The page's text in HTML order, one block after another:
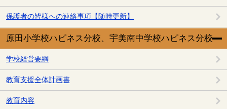
保護者の皆様への連絡事項【随時更新】
原田小学校ハピネス分校、宇美南中学校ハピネス分校
学校経営要綱
教育支援全体計画書
教育内容